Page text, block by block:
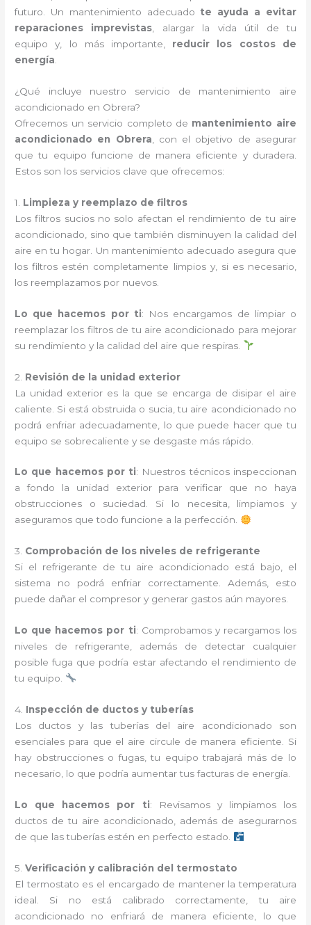
futuro. Un mantenimiento adecuado te ayuda a evitar
reparaciones imprevistas , alargar la vida útil de tu
equipo y, lo más importante, reducir los costos de
energía
¿Qué incluye nuestro servicio de mantenimiento aire
acondicionado en Obrera?
Ofrecemos un servicio completo de mantenimiento aire
acondicionado en Obrera , con el objetivo de asegurar
que tu equipo funcione de manera eficiente y duradera.
Estos son los servicios clave que ofrecemos:
1. Limpieza y reemplazo de filtros
Los filtros sucios no solo afectan el rendimiento de tu aire
acondicionado, sino que también disminuyen la calidad del
aire en tu hogar. Un mantenimiento adecuado asegura que
los filtros estén completamente limpios y, si es necesario,
los reemplazamos por nuevos.
Lo que hacemos por ti: Nos encargamos de limpiar o
reemplazar los filtros de tu aire acondicionado para mejorar
su rendimiento y la calidad del aire que respiras.
2. Revisión de la unidad exterior
La unidad exterior es la que se encarga de disipar el aire
caliente. Si está obstruida o sucia, tu aire acondicionado no
podrá enfriar adecuadamente, lo que puede hacer que tu
equipo se sobrecaliente y se desgaste más rápido.
Lo que hacemos por ti: Nuestros técnicos inspeccionan
a fondo la unidad exterior para verificar que no haya
obstrucciones o suciedad. Si lo necesita, limpiamos y
aseguramos que todo funcione a la perfección.
3. Comprobación de los niveles de refrigerante
Si el refrigerante de tu aire acondicionado está bajo, el
sistema no podrá enfriar correctamente. Además, esto
puede dañar el compresor y generar gastos aún mayores.
Lo que hacemos por ti: Comprobamos y recargamos los
niveles de refrigerante, además de detectar cualquier
posible fuga que podría estar afectando el rendimiento de
tu equipo.
4. Inspección de ductos y tuberías
Los ductos y las tuberías del aire acondicionado son
esenciales para que el aire circule de manera eficiente. Si
hay obstrucciones o fugas, tu equipo trabajará más de lo
necesario, lo que podría aumentar tus facturas de energía.
Lo que hacemos por ti: Revisamos y limpiamos los
ductos de tu aire acondicionado, además de asegurarnos
de que las tuberías estén en perfecto estado.
5.Verificación y calibración del termostato
El termostato es el encargado de mantener la temperatura
ideal. Si no está calibrado correctamente, tu aire
acondicionado no enfriará de manera eficiente, lo que